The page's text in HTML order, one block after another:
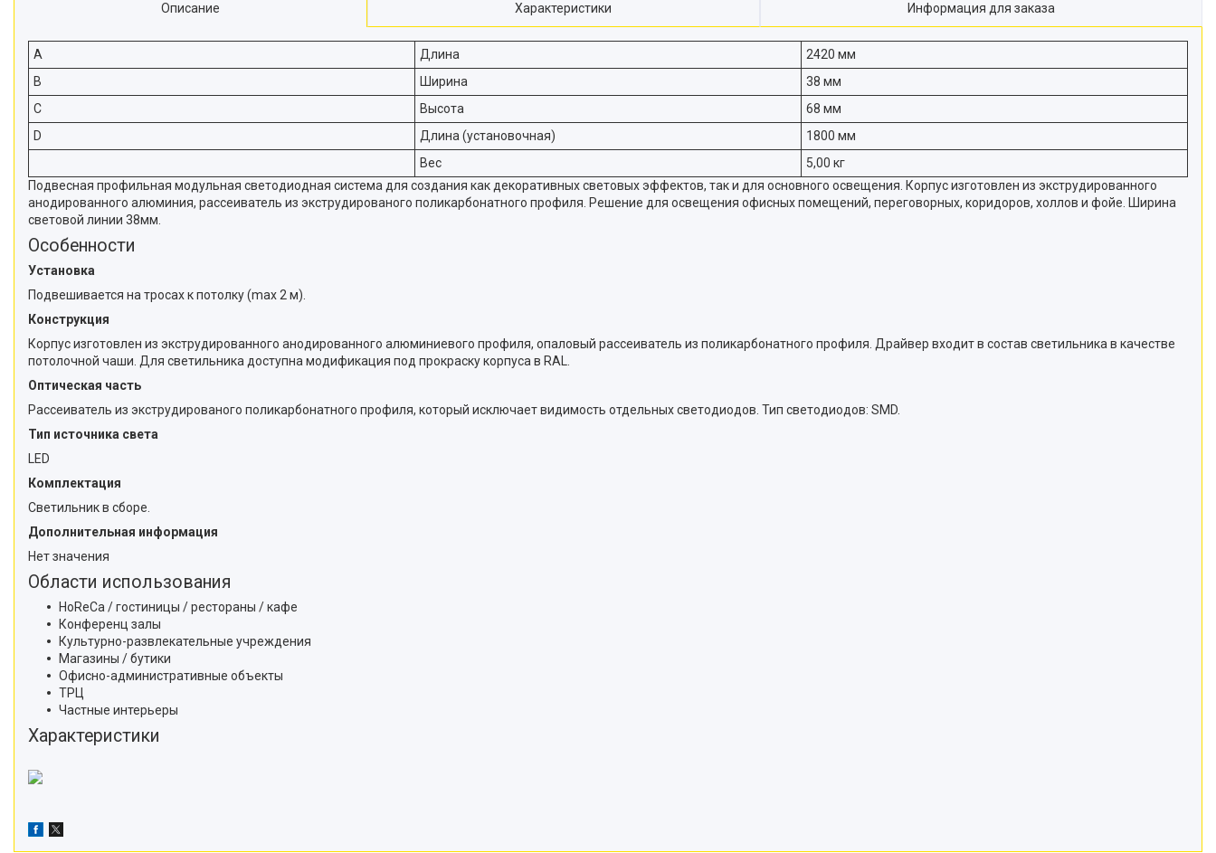
Описание Характеристики Информация для заказа
A Длина
2420 мм
B
Ширина
38 мм
C
Высота
68 мм
D
Длина (установочная)
1800 мм
Вес
5,00 кг
Подвесная профильная модульная светодиодная система для создания как декоративных световых эффектов, так и для основного освещения. Корпус изготовлен из экструдированного
анодированного алюминия, рассеиватель из экструдированого поликарбонатного профиля. Решение для освещения офисных помещений, переговорных, коридоров, холлов и фойе. Ширина
световой линии 38мм.
Особенности
Установка
Подвешивается на тросах к потолку (max 2 м).
Конструкция
Корпус изготовлен из экструдированного анодированного алюминиевого профиля, опаловый рассеиватель из поликарбонатного профиля. Драйвер входит в состав светильника в качестве
потолочной чаши. Для светильника доступна модификация под прокраску корпуса в RAL.
Оптическая часть
Рассеиватель из экструдированого поликарбонатного профиля, который исключает видимость отдельных cветодиодов. Тип светодиодов: SMD.
Тип источника света
LED
Комплектация
Светильник в сборе.
Дополнительная информация
Нет значения
Области использования
HoReCa / гостиницы / рестораны / кафе
Конференц залы
Культурно-развлекательные учреждения
Магазины / бутики
Офисно-административные объекты
ТРЦ
Частные интерьеры
Характеристики